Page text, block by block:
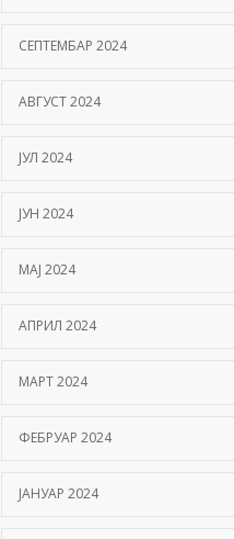
СЕПТЕМБАР 2024
АВГУСТ 2024
ЈУЛ 2024
ЈУН 2024
МАЈ 2024
АПРИЛ 2024
МАРТ 2024
ФЕБРУАР 2024
ЈАНУАР 2024